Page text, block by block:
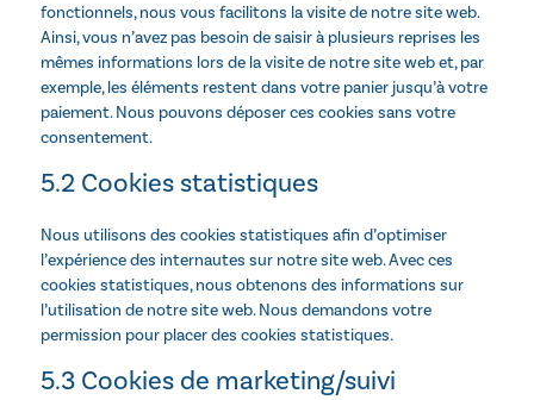
fonctionnels, nous vous facilitons la visite de notre site web.
Ainsi, vous n’avez pas besoin de saisir à plusieurs reprises les
mêmes informations lors de la visite de notre site web et, par
exemple, les éléments restent dans votre panier jusqu’à votre
paiement. Nous pouvons déposer ces cookies sans votre
consentement.
5.2 Cookies statistiques
Nous utilisons des cookies statistiques afin d’optimiser
l’expérience des internautes sur notre site web. Avec ces
cookies statistiques, nous obtenons des informations sur
l’utilisation de notre site web. Nous demandons votre
permission pour placer des cookies statistiques.
5.3 Cookies de marketing/suivi